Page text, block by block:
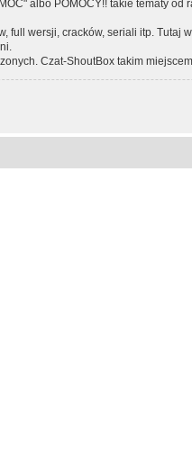
albo POMOCY!! takie tematy
full wersji, cracków, seriali itp. Tutaj
Czat-ShoutBox takim